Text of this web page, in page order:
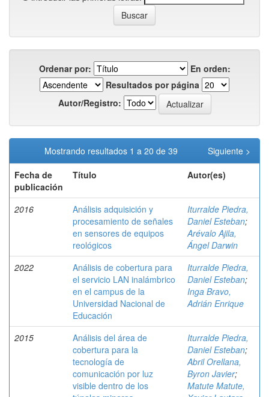
Ordenar por:
En orden:
Resultados por página
Autor/Registro:
Mostrando resultados 1 a 20 de 39
Siguiente >
Fecha de
publicación
Título Autor(es)
2016
Análisis adquisición y
procesamiento de señales
en sensores de equipos
reológicos
Iturralde Piedra,
Daniel Esteban;
Arévalo Ajila,
Ángel Darwin
2022
Análisis de cobertura para
el servicio LAN inalámbrico
en el campus de la
Universidad Nacional de
Educación
Iturralde Piedra,
Daniel Esteban;
Inga Bravo,
Adrián Enrique
2015
Análisis del área de
cobertura para la
tecnología de
comunicación por luz
visible dentro de los
Iturralde Piedra,
Daniel Esteban;
Abril Orellana,
Byron Javier;
Matute Matute,